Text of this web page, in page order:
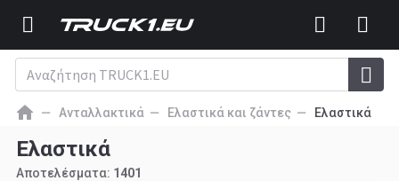
Ανταλλακτικά Ελαστικά και ζάντες Ελαστικά
Ελαστικά
Αποτελέσματα: 1401